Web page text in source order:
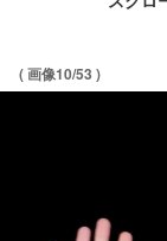
( 画像10/53 )